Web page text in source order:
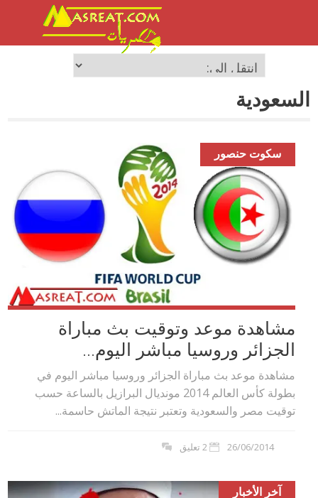
السعودية
سكوت حنصور
مشاهدة موعد وتوقيت بث مباراة
الجزائر وروسيا مباشر اليوم...
مشاهدة موعد بث مباراة الجزائر وروسيا مباشر اليوم في
بطولة كأس العالم 2014 مونديال البرازيل بالساعة حسب
توقيت مصر والسعودية وتعتبر نتيجة الماتش حاسمة...
26/06/2014 2 تعليق
آخر الأخبار